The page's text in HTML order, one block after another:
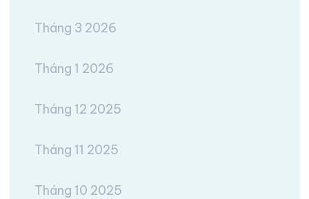
Tháng 3 2026
Tháng 1 2026
Tháng 12 2025
Tháng 11 2025
Tháng 10 2025